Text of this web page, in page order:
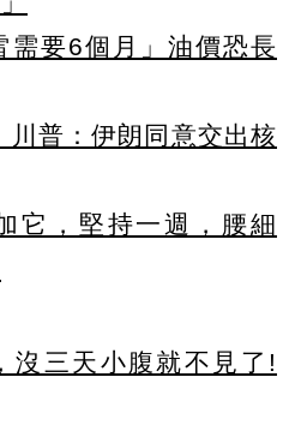
需要6個月」油價恐長
川普：伊朗同意交出核
它，堅持一週，腰細
沒三天小腹就不見了!